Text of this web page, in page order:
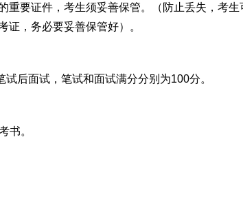
重要证件，考生须妥善保管。（防止丢失，考
证，务必要妥善保管好）。
后面试，笔试和面试满分分别为100分。
书。